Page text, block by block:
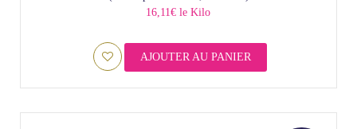
16,11€ le Kilo
AJOUTER AU PANIER